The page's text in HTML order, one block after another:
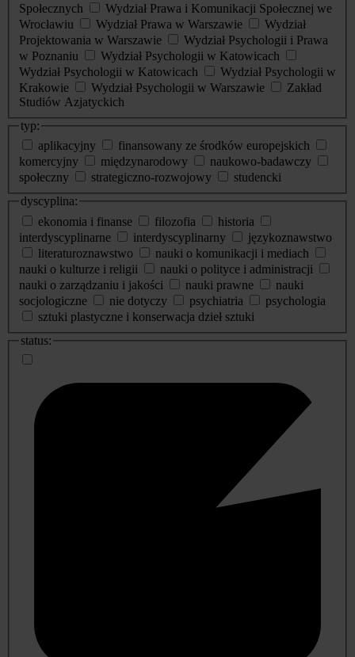
Społecznych
Wydział Prawa i Komunikacji Społecznej we
Wrocławiu
Wydział Prawa w Warszawie
Wydział
Projektowania w Warszawie
Wydział Psychologii i Prawa
w Poznaniu
Wydział Psychologii w Katowicach
Wydział Psychologii w Katowicach
Wydział Psychologii w
Krakowie
Wydział Psychologii w Warszawie
Zakład
Studiów Azjatyckich
typ:
aplikacyjny
finansowany ze środków europejskich
komercyjny
międzynarodowy
naukowo-badawczy
społeczny
strategiczno-rozwojowy
studencki
dyscyplina:
ekonomia i finanse
filozofia
historia
interdyscyplinarne
interdyscyplinarny
językoznawstwo
literaturoznawstwo
nauki o komunikacji i mediach
nauki o kulturze i religii
nauki o polityce i administracji
nauki o zarządzaniu i jakości
nauki prawne
nauki
socjologiczne
nie dotyczy psychiatria
psychologia
sztuki plastyczne i konserwacja dzieł sztuki
status: